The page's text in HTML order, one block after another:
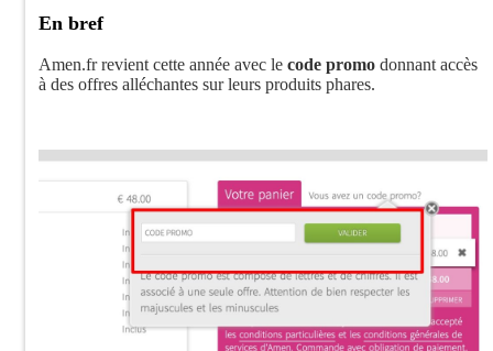
En bref
Amen.fr revient cette année avec le code promo donnant accès
à des offres alléchantes sur leurs produits phares.